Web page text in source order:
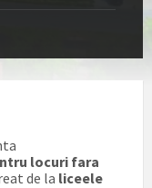
locuri fara
de la liceele